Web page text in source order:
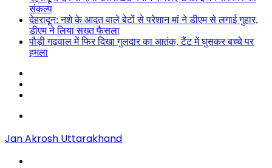
संकल्प
देहरादून: नशे के आदत वाले बेटों से परेशान मां ने डीएम से लगाई गुहार,
डीएम ने लिया सख्त फैसला
पौड़ी गढ़वाल में फिर दिखा गुलदार का आतंक, टैंट में घुसकर बच्चे पर
हमला
Jan Akrosh Uttarakhand